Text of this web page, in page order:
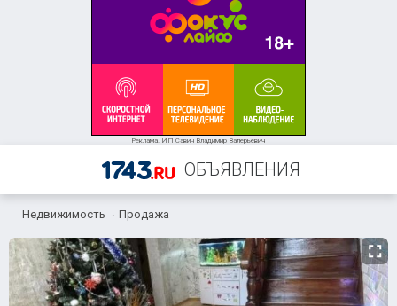
Реклама. ИП Савин Владимир Валерьевич
ОБЪЯВЛЕНИЯ
Недвижимость Продажа